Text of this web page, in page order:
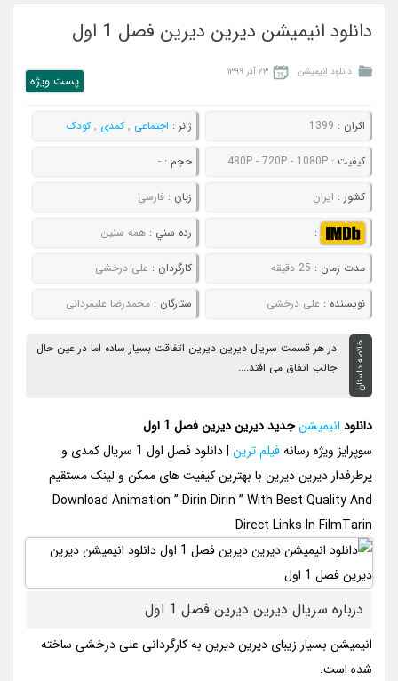
دانلود انیمیشن دیرین دیرین فصل 1 اول
دانلود انیمیشن ۲۳ آذر ۱۳۹۹
پست ويژه
اکران : 1399 ژانر : اجتماعی ,کمدی ,کودک
کيفيت :480P - 720P - 1080P حجم : -
کشور : ایران زبان : فارسی
: رده سني : همه سنین
مدت زمان : 25 دقیقه کارگردان : علی درخشی
نويسنده :علی درخشی ستارگان : محمدرضا علیمردانی
خلاصه داستان
در هر قسمت سریال دیرین دیرین اتفاقت بسیار ساده اما در عین حال
جالب اتفاق می افتد....
دانلود انیمیشنجدید دیرین دیرین فصل 1 اول
سوپرایز ویژه رسانهفیلم ترین
| دانلود فصل اول 1 سریال کمدی و
پرطرفدار دیرین دیرین با بهترین کیفیت های ممکن و لینک مستقیم
Download Animation ” Dirin Dirin ” With Best Quality And
Direct Links In FilmTarin
درباره سریال دیرین دیرین فصل 1 اول
انیمیشن بسیار زیبای دیرین دیرین به کارگردانی علی درخشی ساخته
شده است.